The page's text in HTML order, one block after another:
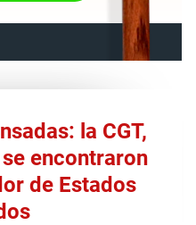
la CGT,
encontraron
de Estados